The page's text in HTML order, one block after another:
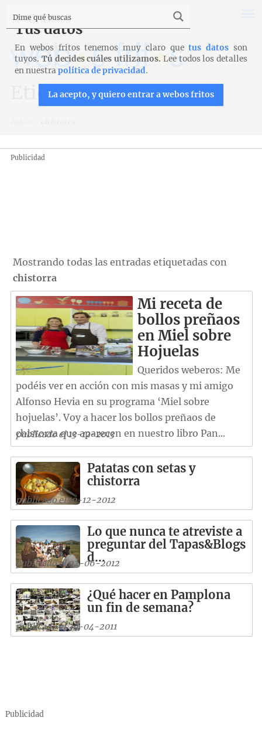
Etiqueta: chistorra
Publicidad
Mostrando todas las entradas etiquetadas con
chistorra
Mi receta de
bollos preñaos
en Miel sobre
Hojuelas
Queridos weberos: Me
podéis ver en acción con mis masas y mi amigo
Alfonso Hevia en su programa ‘Miel sobre
hojuelas’. Voy a hacer los bollos preñaos de
chistorra que aparecen en nuestro libro Pan...
publicado el 13-12-2013
Patatas con setas y
chistorra
publicado el 10-12-2012
Lo que nunca te atreviste a
preguntar del Tapas&Blogs
d...
publicado el 02-06-2012
¿Qué hacer en Pamplona
un fin de semana?
publicado el 30-04-2011
Publicidad
Tus datos
En webos fritos tenemos muy claro quetus datos son
tuyos. Tú decides cuáles utilizamos. Lee todos los detalles
en nuestrapolítica de privacidad.
La acepto, y quiero entrar a webos fritos